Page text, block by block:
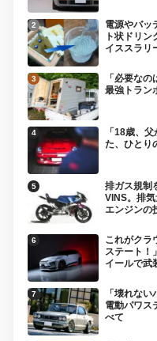
電源やバッ
ト状ドリ
イススラリ
「必要な
最強トラン
「18歳、
た、ひとり
排ガス規制
VINS。排
エンジンの
これがクラ
ステート！
イールで武
「壊れな
電動パワス
べて